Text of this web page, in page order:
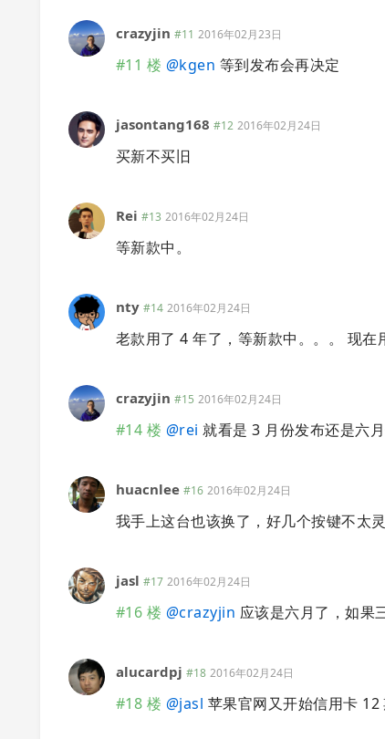
crazyjin #11 2016年02月23日
#11 楼 @kgen 等到发布会再决定
jasontang168 #12 2016年02月24日
买新不买旧
Rei #13 2016年02月24日
等新款中。
nty #14 2016年02月24日
老款用了 4 年了，等新款中。。。 现在
crazyjin #15 2016年02月24日
#14 楼 @rei 就看是 3 月份发布还是六
huacnlee #16 2016年02月24日
我手上这台也该换了，好几个按键不太
jasl #17 2016年02月24日
#16 楼 @crazyjin 应该是六月了，如果
alucardpj #18 2016年02月24日
#18 楼 @jasl 苹果官网又开始信用卡 12